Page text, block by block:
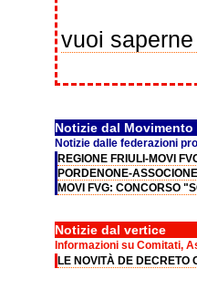
vuoi
Notizie dal Movimento
Notizie dalle federazioni
REGIONE FRIULI-MOVI
PORDENONE-
MOVI FVG: CONCORSO
Notizie dal vertice
Informazioni su Comitati,
LE NOVITÀ DE DECRETO